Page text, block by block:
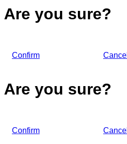
Are you sure?
Confirm Cancel
Are you sure?
Confirm Cancel